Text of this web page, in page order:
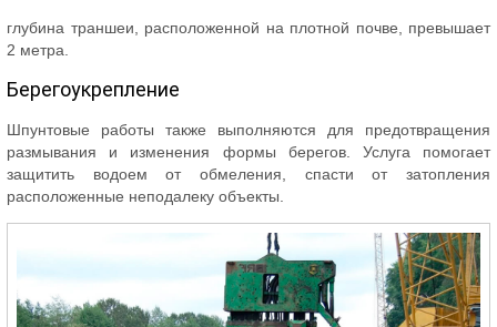
глубина траншеи, расположенной на плотной почве, превышает
2 метра.
Берегоукрепление
Шпунтовые работы также выполняются для предотвращения
размывания и изменения формы берегов. Услуга помогает
защитить водоем от обмеления, спасти от затопления
расположенные неподалеку объекты.